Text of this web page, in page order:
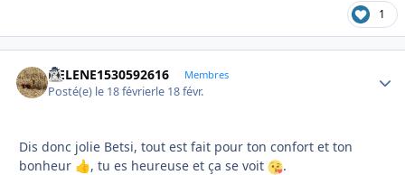
1
HELENE1530592616 Membres
Posté(e) le 18 févrierle 18 févr.
Dis donc jolie Betsi, tout est fait pour ton confort et ton
bonheur 👍, tu es heureuse et ça se voit .